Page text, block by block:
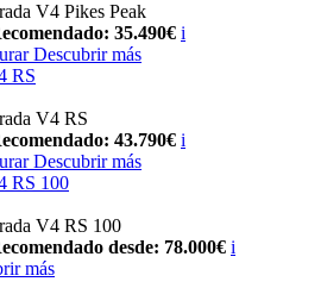
V4 Pikes Peak
35.490€ i
Descubrir más
RS
V4 RS
43.790€ i
Descubrir más
RS 100
V4 RS 100
desde: 78.000€ i
más